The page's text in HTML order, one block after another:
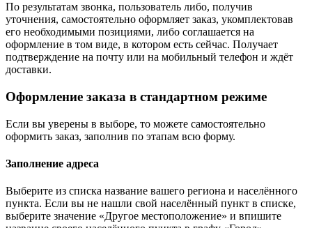
По результатам звонка, пользователь либо, получив
уточнения, самостоятельно оформляет заказ, укомплектовав
его необходимыми позициями, либо соглашается на
оформление в том виде, в котором есть сейчас. Получает
подтверждение на почту или на мобильный телефон и ждёт
доставки.
Оформление заказа в стандартном режиме
Если вы уверены в выборе, то можете самостоятельно
оформить заказ, заполнив по этапам всю форму.
Заполнение адреса
Выберите из списка название вашего региона и населённого
пункта. Если вы не нашли свой населённый пункт в списке,
выберите значение «Другое местоположение» и впишите